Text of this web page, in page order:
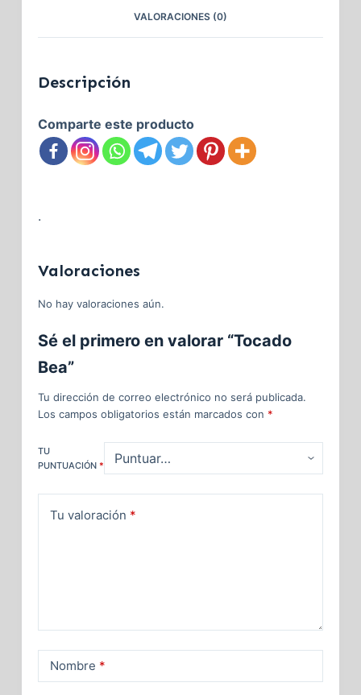
VALORACIONES (0)
Descripción
Comparte este producto
.
Valoraciones
No hay valoraciones aún.
Sé el primero en valorar “Tocado
Bea”
Tu dirección de correo electrónico no será publicada.
Los campos obligatorios están marcados con *
TU
PUNTUACIÓN *
Tu valoración *
Nombre *